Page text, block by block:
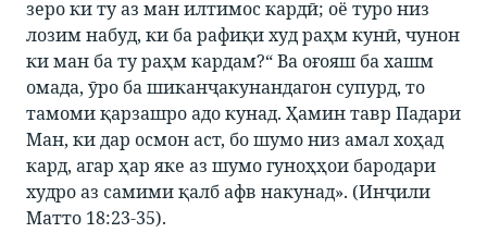
зеро ки ту аз ман илтимос кардӣ; оё туро низ
лозим набуд, ки ба рафиқи худ раҳм кунӣ, чунон
ки ман ба ту раҳм кардам?“ Ва оғояш ба хашм
омада, ӯро ба шиканҷакунандагон супурд, то
тамоми қарзашро адо кунад. Ҳамин тавр Падари
Ман, ки дар осмон аст, бо шумо низ амал хоҳад
кард, агар ҳар яке аз шумо гуноҳҳои бародари
худро аз самими қалб афв накунад». (Инҷили
Матто 18:23-35).